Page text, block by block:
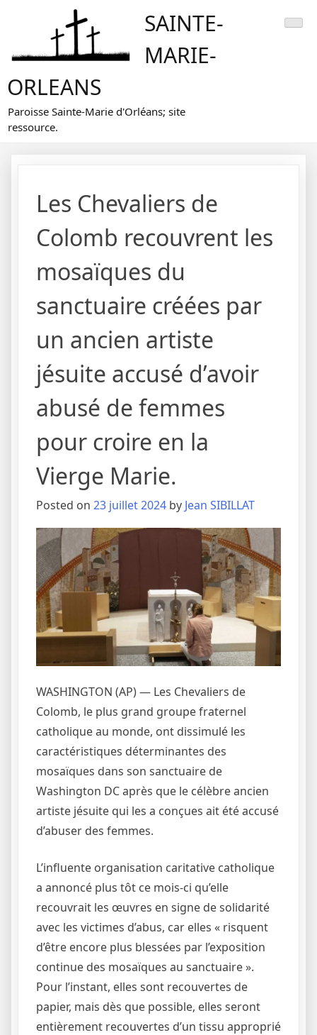
SAINTE-
MARIE-
ORLEANS
Paroisse Sainte-Marie d'Orléans; site
ressource.
Les Chevaliers de
Colomb recouvrent les
mosaïques du
sanctuaire créées par
un ancien artiste
jésuite accusé d’avoir
abusé de femmes
pour croire en la
Vierge Marie.
Posted on 23 juillet 2024 by Jean SIBILLAT
WASHINGTON (AP) — Les Chevaliers de
Colomb, le plus grand groupe fraternel
catholique au monde, ont dissimulé les
caractéristiques déterminantes des
mosaïques dans son sanctuaire de
Washington DC après que le célèbre ancien
artiste jésuite qui les a conçues ait été accusé
d’abuser des femmes.
L’influente organisation caritative catholique
a annoncé plus tôt ce mois-ci qu’elle
recouvrait les œuvres en signe de solidarité
avec les victimes d’abus, car elles « risquent
d’être encore plus blessées par l’exposition
continue des mosaïques au sanctuaire ».
Pour l’instant, elles sont recouvertes de
papier, mais dès que possible, elles seront
entièrement recouvertes d’un tissu approprié